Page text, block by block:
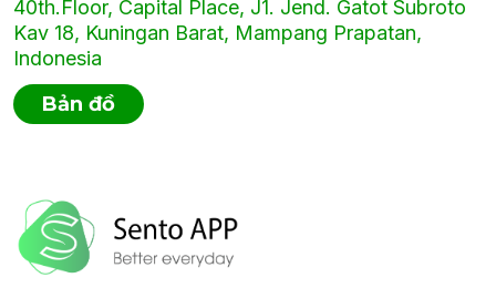
40th.Floor, Capital Place, J1. Jend. Gatot Subroto
Kav 18, Kuningan Barat, Mampang Prapatan,
Indonesia
Bản đồ